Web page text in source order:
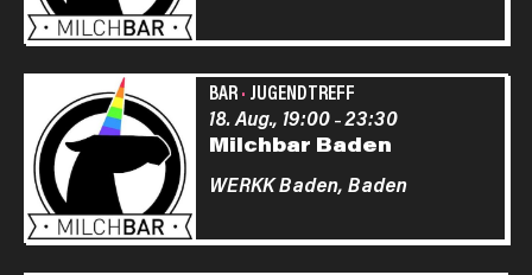
BAR· JUGENDTREFF
Milchbar Baden
18. Aug., 19:00–23:30
WERKK Baden, Baden